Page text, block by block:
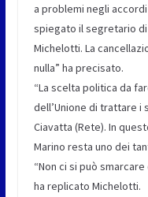
a problemi negli
spiegato il segretario
Michelotti. La
nulla” ha precisato.
“La scelta politica da
dell’Unione di trattare i
Ciavatta (Rete). In
Marino resta uno dei
“Non ci si può
ha replicato Michelotti.